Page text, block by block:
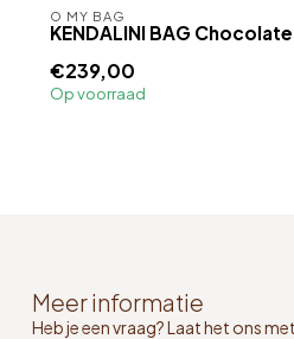
O MY BAG
KENDALINI BAG Chocolate
€239,00
Op voorraad
Meer informatie
Heb je een vraag? Laat het ons